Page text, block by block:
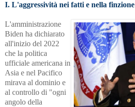
I. L'aggressività nei fatti e nella finzione
L'amministrazione
Biden ha dichiarato
all'inizio del 2022
che la politica
ufficiale americana in
Asia e nel Pacifico
mirava al dominio e
al controllo di "ogni
angolo della